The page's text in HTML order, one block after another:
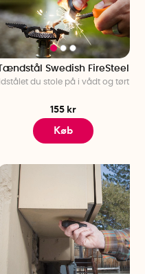
Tændstål Swedish FireSteel
Ildstålet du stole på i vådt og tørt
155 kr
Køb